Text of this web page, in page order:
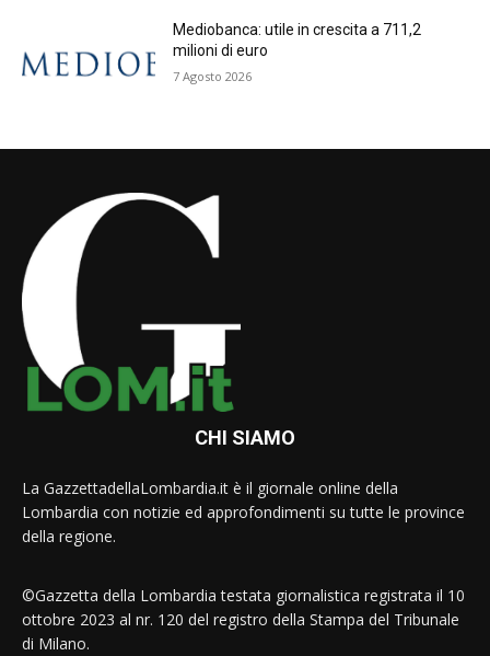
Mediobanca: utile in crescita a 711,2
milioni di euro
7 Agosto 2026
CHI SIAMO
La GazzettadellaLombardia.it è il giornale online della
Lombardia con notizie ed approfondimenti su tutte le province
della regione.
©Gazzetta della Lombardia testata giornalistica registrata il 10
ottobre 2023 al nr. 120 del registro della Stampa del Tribunale
di Milano.